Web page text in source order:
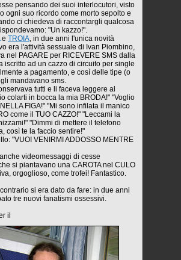
pensando dei suoi interlocutori, visto
ogni suo ricordo come morto sepolto e
ci chiedeva di raccontargli qualcosa
"Un kazzo!".
e TROIA, in due anni l'unica novità
era l'attività sessuale di Ivan Piombino,
nel PAGARE per RICEVERE SMS dalla
iscritto ad un cazzo di circuito per single
a pagamento, e così delle tipe (o
mandavano sms.
tutti e li faceva leggere al
colarti in bocca la mia BRODA!" "Voglio
FIGA!" "Mi sono infilata il manico
come il TUO CAZZO!" "Leccami la
"Dimmi di mettere il telefono
così te la faccio sentire!"
"VUOI VENIRMI ADDOSSO MENTRE
videomessaggi di cesse
si piantavano una CAROTA nel CULO
orgoglioso, come trofei! Fantastico.
si era dato da fare: in due anni
tre nuovi fanatismi ossessivi.
il